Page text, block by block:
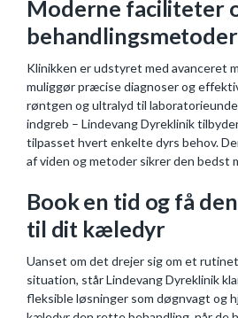
Moderne faciliteter
behandlingsmetoder
Klinikken er udstyret med avanceret
muliggør præcise diagnoser og
røntgen og ultralyd til
indgreb – Lindevang Dyreklinik
tilpasset hvert enkelte dyrs behov.
af viden og metoder sikrer den bedst
Book en tid og få
til dit kæledyr
Uanset om det drejer sig om et
situation, står Lindevang Dyreklinik
fleksible løsninger som døgnvagt og